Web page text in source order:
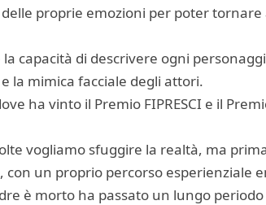
proprie emozioni per poter
capacità di descrivere ogni
la mimica facciale degli attori.
ha vinto il Premio FIPRESCI e il
vogliamo sfuggire la realtà, ma
un proprio percorso esperienziale
è morto ha passato un lungo